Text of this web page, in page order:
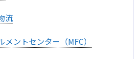
流
ントセンター（MFC）